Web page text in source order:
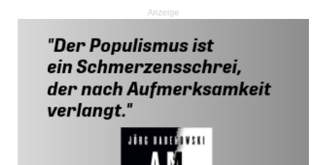
Anzeige